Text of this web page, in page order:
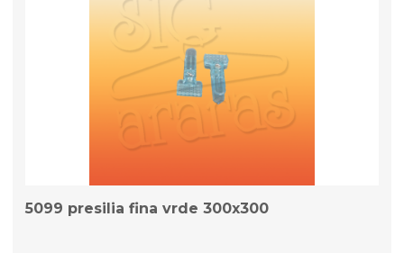
5099 presilia fina vrde 300x300